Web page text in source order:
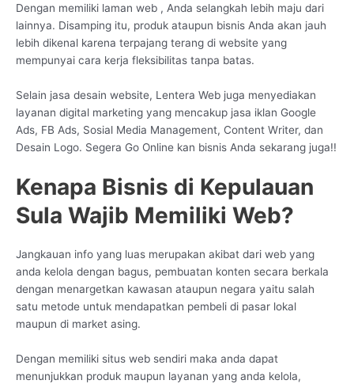
Dengan memiliki laman web , Anda selangkah lebih maju dari
lainnya. Disamping itu, produk ataupun bisnis Anda akan jauh
lebih dikenal karena terpajang terang di website yang
mempunyai cara kerja fleksibilitas tanpa batas.
Selain jasa desain website, Lentera Web juga menyediakan
layanan digital marketing yang mencakup jasa iklan Google
Ads, FB Ads, Sosial Media Management, Content Writer, dan
Desain Logo. Segera Go Online kan bisnis Anda sekarang juga!!
Kenapa Bisnis di Kepulauan
Sula Wajib Memiliki Web?
Jangkauan info yang luas merupakan akibat dari web yang
anda kelola dengan bagus, pembuatan konten secara berkala
dengan menargetkan kawasan ataupun negara yaitu salah
satu metode untuk mendapatkan pembeli di pasar lokal
maupun di market asing.
Dengan memiliki situs web sendiri maka anda dapat
menunjukkan produk maupun layanan yang anda kelola,